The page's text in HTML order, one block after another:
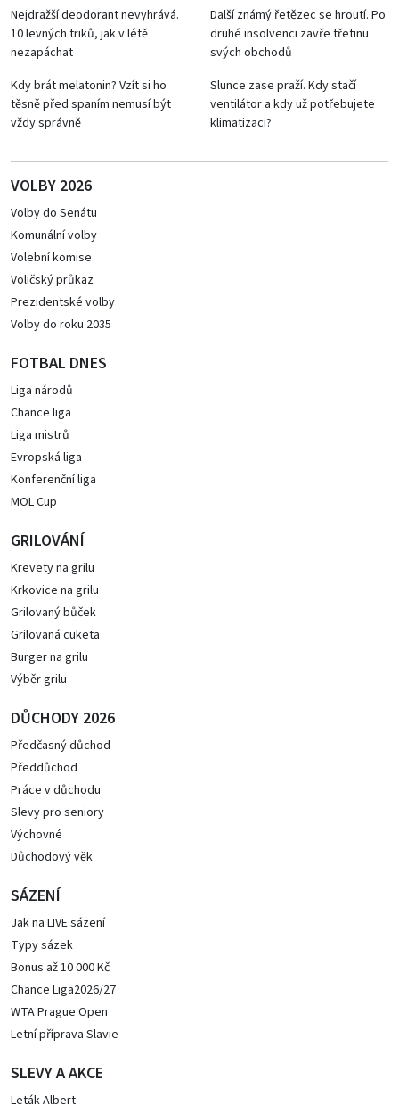
Nejdražší deodorant nevyhrává.
10 levných triků, jak v létě
nezapáchat
Další známý řetězec se hroutí. Po
druhé insolvenci zavře třetinu
svých obchodů
Kdy brát melatonin? Vzít si ho
těsně před spaním nemusí být
vždy správně
Slunce zase praží. Kdy stačí
ventilátor a kdy už potřebujete
klimatizaci?
VOLBY 2026
Volby do Senátu
Komunální volby
Volební komise
Voličský průkaz
Prezidentské volby
Volby do roku 2035
FOTBAL DNES
Liga národů
Chance liga
Liga mistrů
Evropská liga
Konferenční liga
MOL Cup
GRILOVÁNÍ
Krevety na grilu
Krkovice na grilu
Grilovaný bůček
Grilovaná cuketa
Burger na grilu
Výběr grilu
DŮCHODY 2026
Předčasný důchod
Předdůchod
Práce v důchodu
Slevy pro seniory
Výchovné
Důchodový věk
SÁZENÍ
Jak na LIVE sázení
Typy sázek
Bonus až 10 000 Kč
Chance Liga2026/27
WTA Prague Open
Letní příprava Slavie
SLEVY A AKCE
Leták Albert